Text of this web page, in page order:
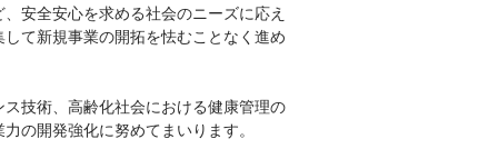
安全安心を求める社会のニーズに応え
て新規事業の開拓を怯むことなく進め
技術、高齢化社会における健康管理の
の開発強化に努めてまいります。